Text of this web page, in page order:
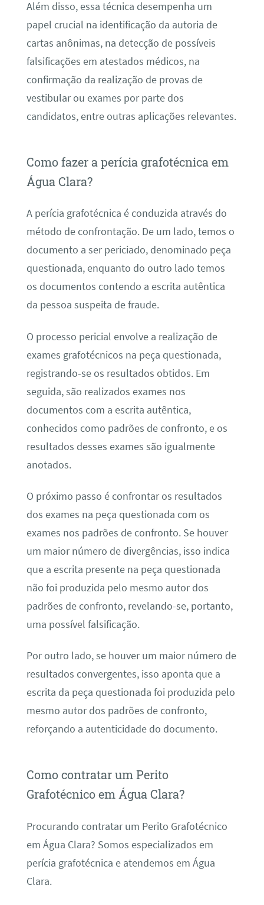
Além disso, essa técnica desempenha um
papel crucial na identificação da autoria de
cartas anônimas, na detecção de possíveis
falsificações em atestados médicos, na
confirmação da realização de provas de
vestibular ou exames por parte dos
candidatos, entre outras aplicações relevantes.
Como fazer a perícia grafotécnica em
Água Clara?
A perícia grafotécnica é conduzida através do
método de confrontação. De um lado, temos o
documento a ser periciado, denominado peça
questionada, enquanto do outro lado temos
os documentos contendo a escrita autêntica
da pessoa suspeita de fraude.
O processo pericial envolve a realização de
exames grafotécnicos na peça questionada,
registrando-se os resultados obtidos. Em
seguida, são realizados exames nos
documentos com a escrita autêntica,
conhecidos como padrões de confronto, e os
resultados desses exames são igualmente
anotados.
O próximo passo é confrontar os resultados
dos exames na peça questionada com os
exames nos padrões de confronto. Se houver
um maior número de divergências, isso indica
que a escrita presente na peça questionada
não foi produzida pelo mesmo autor dos
padrões de confronto, revelando-se, portanto,
uma possível falsificação.
Por outro lado, se houver um maior número de
resultados convergentes, isso aponta que a
escrita da peça questionada foi produzida pelo
mesmo autor dos padrões de confronto,
reforçando a autenticidade do documento.
Como contratar um Perito
Grafotécnico em Água Clara?
Procurando contratar um Perito Grafotécnico
em Água Clara? Somos especializados em
perícia grafotécnica e atendemos em Água
Clara.